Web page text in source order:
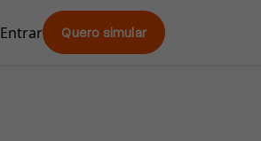
Entrar Quero simular